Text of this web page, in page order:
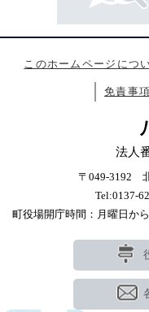
このホームページにつ
免責事
法人
〒049-3192
Tel:0137-
町役場開庁時間：月曜日か